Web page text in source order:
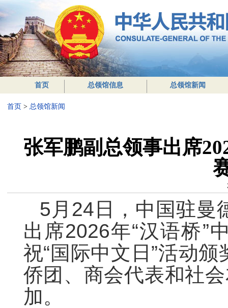
首页 总领馆信息 总领馆新闻
首页 > 总领馆新闻
张军鹏副总领事出席
5月24日，中国驻曼
出席2026年“汉语桥”
祝“国际中文日”活动
侨团、商会代表和社
加。